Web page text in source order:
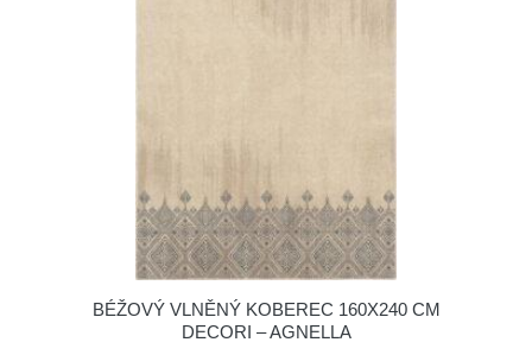
BÉŽOVÝ VLNĚNÝ KOBEREC 160X240 CM
DECORI – AGNELLA